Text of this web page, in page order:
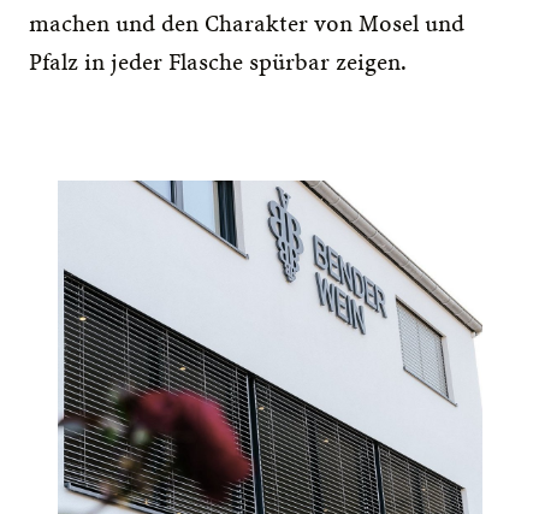
machen und den Charakter von Mosel und
Pfalz in jeder Flasche spürbar zeigen.